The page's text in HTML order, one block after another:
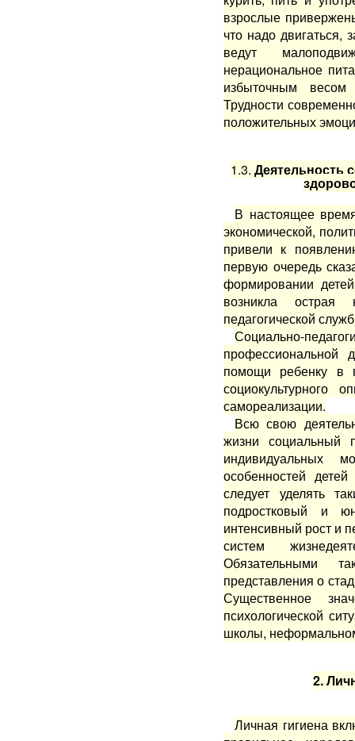
взрослые
что надо двигаться,
ведут
нерациональное
избыточным
Трудности
положительных
1.3. Деятельность
В настоящее
экономической,
привели к
первую очередь
формировании
возникла острая
педагогической
Социально-
профессиональной
помощи ребенку в
самореализации.
Всю свою
жизни социальный
индивидуальных
особенностей
следует уделять
подростковый и
интенсивный рост и
систем
Обязательными
представления о
Существенное
психологической
школы,
2.
Личная гигиена